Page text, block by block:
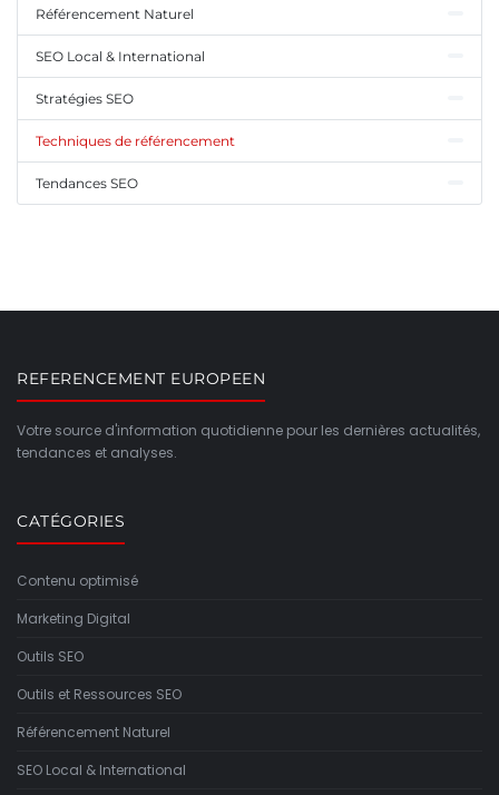
Référencement Naturel
SEO Local & International
Stratégies SEO
Techniques de référencement
Tendances SEO
REFERENCEMENT EUROPEEN
Votre source d'information quotidienne pour les dernières actualités,
tendances et analyses.
CATÉGORIES
Contenu optimisé
Marketing Digital
Outils SEO
Outils et Ressources SEO
Référencement Naturel
SEO Local & International